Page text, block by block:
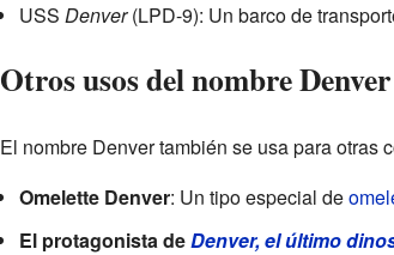
USS Denver(LPD-9): Un barco de
Otros usos del nombre Denver
El nombre Denver también se usa para otras
Omelette Denver: Un tipo especial de
El protagonista deDenver, el último